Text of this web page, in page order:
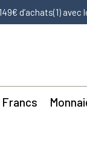
d’achats(1) avec
Francs